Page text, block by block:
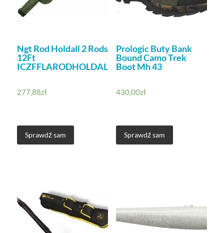
Ngt Rod Holdall 2 Rods
12Ft
ICZFFLARODHOLDALL512
277,88zł
Sprawdź sam
Prologic Buty Bank
Bound Camo Trek
Boot Mh 43
430,00zł
Sprawdź sam